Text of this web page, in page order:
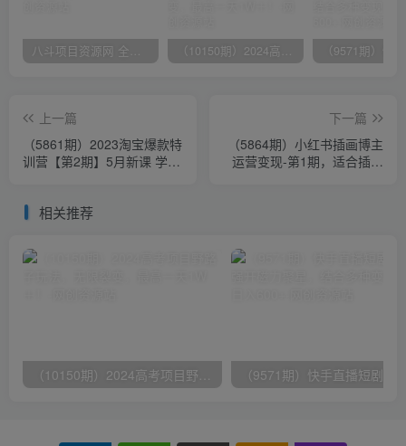
八斗项目资源网 全网正品VIP课程 无损下载~ （10150期）2024高考项目野路子玩法，无限裂变，最高一天1W＋！
上一篇
（5861期）2023淘宝爆款特
训营【第2期】5月新课 学习
下一篇
（5864期）小红书插画博主
运营变现-第1期，适合插画
相关推荐
（10150期）2024高考项目野路子玩法，无限裂变，最高一天1W＋！